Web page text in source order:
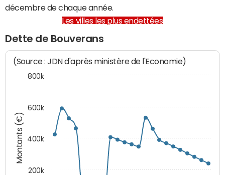
décembre de chaque année.
Les villes les plus endettées
Dette de Bouverans
Montants (€)
(Source : JDN d'après ministère de l'Economie)
200k
400k
600k
800k